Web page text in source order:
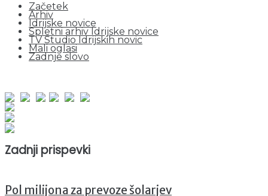
Začetek
Arhiv
Idrijske novice
Spletni arhiv Idrijske novice
TV Studio Idrijskih novic
Mali oglasi
Zadnje slovo
Zadnji prispevki
Pol milijona za prevoze šolarjev